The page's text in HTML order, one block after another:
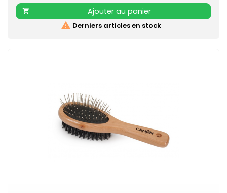
avant le brossage pour faciliter le démêlage.

Ajouter au panier
 Derniers articles en stock